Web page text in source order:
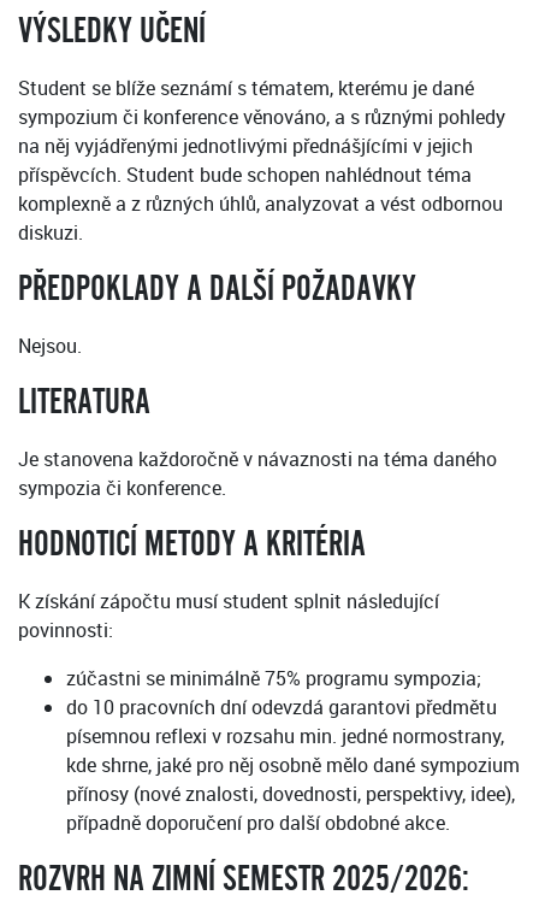
VÝSLEDKY UČENÍ
Student se blíže seznámí s tématem, kterému je dané
sympozium či konference věnováno, a s různými pohledy
na něj vyjádřenými jednotlivými přednášjícími v jejich
příspěvcích. Student bude schopen nahlédnout téma
komplexně a z různých úhlů, analyzovat a vést odbornou
diskuzi.
PŘEDPOKLADY A DALŠÍ POŽADAVKY
Nejsou.
LITERATURA
Je stanovena každoročně v návaznosti na téma daného
sympozia či konference.
HODNOTICÍ METODY A KRITÉRIA
K získání zápočtu musí student splnit následující
povinnosti:
zúčastni se minimálně 75% programu sympozia;
do 10 pracovních dní odevzdá garantovi předmětu
písemnou reflexi v rozsahu min. jedné normostrany,
kde shrne, jaké pro něj osobně mělo dané sympozium
přínosy (nové znalosti, dovednosti, perspektivy, idee),
případně doporučení pro další obdobné akce.
ROZVRH NA ZIMNÍ SEMESTR 2025/2026: